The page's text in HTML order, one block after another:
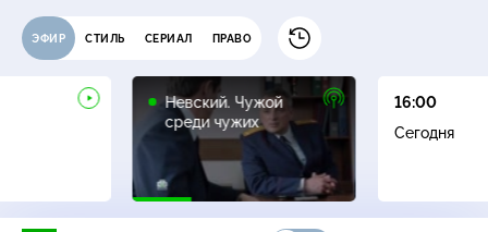
ЭФИР СТИЛЬ СЕРИАЛ ПРАВО
Невский. Чужой
среди чужих
16+
16:00
Сегодня